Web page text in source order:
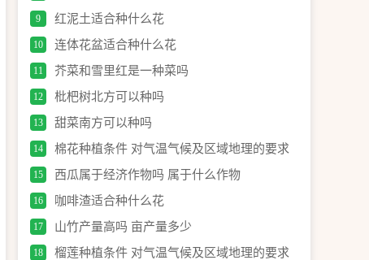
9 红泥土适合种什么花
10 连体花盆适合种什么花
11 芥菜和雪里红是一种菜吗
12 枇杷树北方可以种吗
13 甜菜南方可以种吗
14 棉花种植条件 对气温气候及区域地理的要求
15 西瓜属于经济作物吗 属于什么作物
16 咖啡渣适合种什么花
17 山竹产量高吗 亩产量多少
18 榴莲种植条件 对气温气候及区域地理的要求